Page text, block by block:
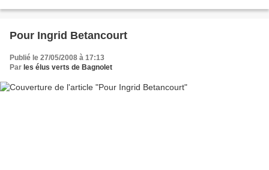
Pour Ingrid Betancourt
Publié le 27/05/2008 à 17:13
Par les élus verts de Bagnolet